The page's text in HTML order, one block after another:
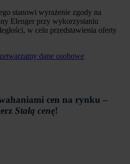
stanowi wyrażenie zgody na
Elenger przy wykorzystaniu
w celu przedstawienia oferty
dane osobowe
cen na rynku –
Stałą cenę!